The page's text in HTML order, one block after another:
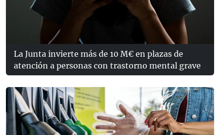
La Junta invierte más de 10 M€ en plazas de
atención a personas con trastorno mental grave